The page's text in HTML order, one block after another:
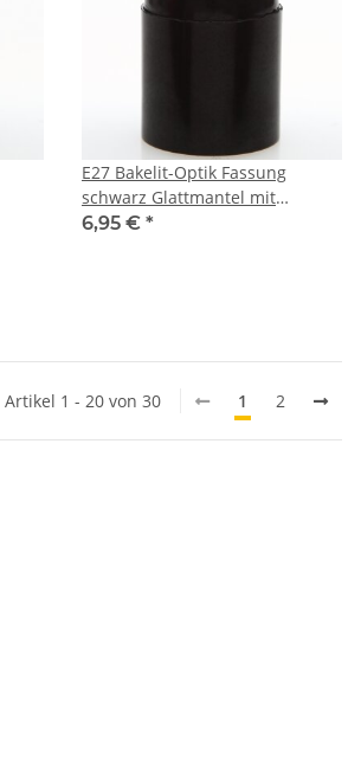
E27 Bakelit-Optik Fassung
schwarz Glattmantel mit
Zugentlaster Metall verkupfert
6,95 € *
Artikel 1 - 20 von 30 1 2